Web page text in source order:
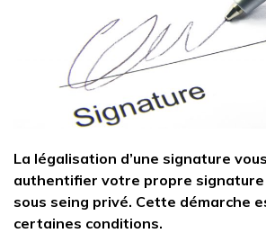
La légalisation d’une signature
authentifier votre propre signature
sous seing privé. Cette démarche
certaines conditions.